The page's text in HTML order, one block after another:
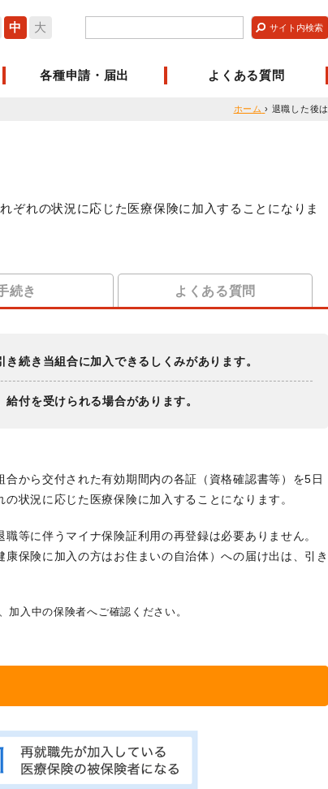
中 大
各種申請・届出 よくある質問
ホーム › 退職した後は
ぞれの状況に応じた医療保険に加入することになりま
続き よくある質問
続き当組合に加入できるしくみがあります。
付を受けられる場合があります。
から交付された有効期間内の各証（資格確認書等）を5日
状況に応じた医療保険に加入することになります。
等に伴うマイナ保険証利用の再登録は必要ありません。
保険に加入の方はお住まいの自治体）への届け出は、引き
入中の保険者へご確認ください。